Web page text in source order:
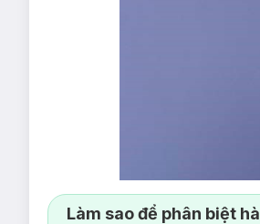
Làm sao để phân biệt